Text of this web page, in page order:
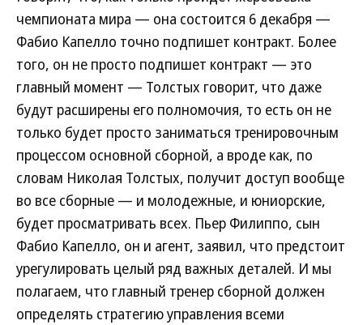
чемпионата мира — она состоится 6 декабря —
Фабио Капелло точно подпишет контракт. Более
того, он не просто подпишет контракт — это
главный момент — Толстых говорит, что даже
будут расширены его полномочия, то есть он не
только будет просто заниматься тренировочным
процессом основной сборной, а вроде как, по
словам Николая Толстых, получит доступ вообще
во все сборные — и молодежные, и юниорские,
будет просматривать всех. Пьер Филиппо, сын
Фабио Капелло, он и агент, заявил, что предстоит
урегулировать целый ряд важных деталей. И мы
полагаем, что главный тренер сборной должен
определять стратегию управления всеми